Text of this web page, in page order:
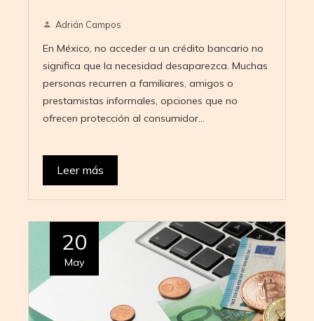
Adrián Campos
En México, no acceder a un crédito bancario no
significa que la necesidad desaparezca. Muchas
personas recurren a familiares, amigos o
prestamistas informales, opciones que no
ofrecen protección al consumidor…
Leer más
20
May